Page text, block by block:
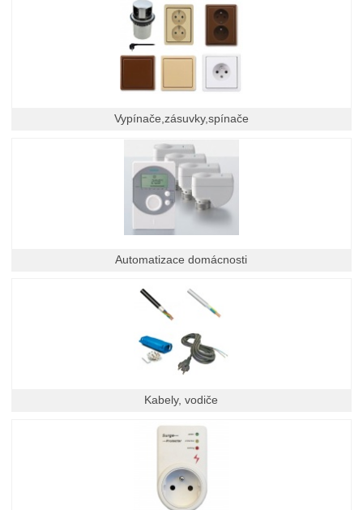
Vypínače,zásuvky,spínače
Automatizace domácnosti
Kabely, vodiče